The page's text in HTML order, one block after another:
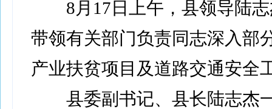
8月17日上午，县领导陆志
带领有关部门负责同志深入部
产业扶贫项目及道路交通安全
县委副书记、县长陆志杰